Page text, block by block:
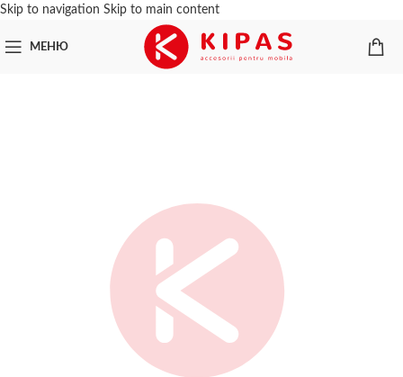
Skip to navigation Skip to main content
МЕНЮ